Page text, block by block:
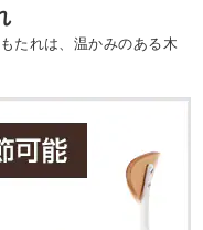
たれは、温かみのある木